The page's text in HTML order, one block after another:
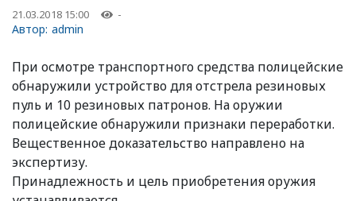
21.03.2018 15:00 -
Автор: admin
При осмотре транспортного средства полицейские
обнаружили устройство для отстрела резиновых
пуль и 10 резиновых патронов. На оружии
полицейские обнаружили признаки переработки.
Вещественное доказательство направлено на
экспертизу.
Принадлежность и цель приобретения оружия